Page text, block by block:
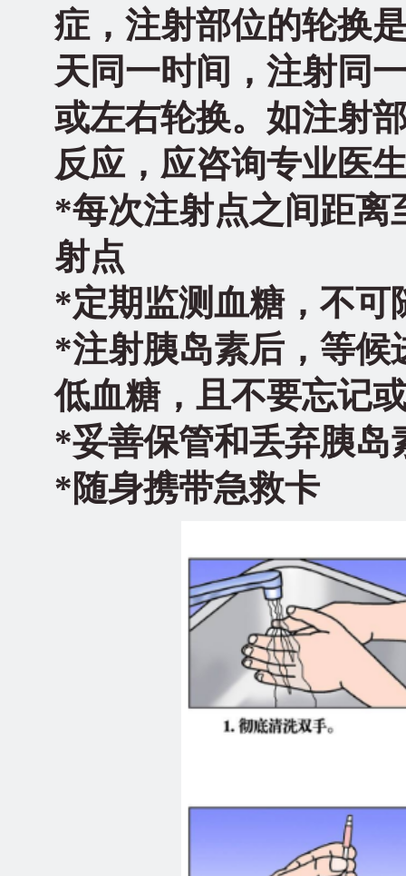
症，注射部位的轮换
天同一时间，注射同
或左右轮换。如注射
反应，应咨询专业医
*每次注射点之间距离
射点
*定期监测血糖，不
*注射胰岛素后，等候
低血糖，且不要忘记
*妥善保管和丢弃胰岛
*随身携带急救卡